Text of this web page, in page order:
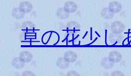
草の花少し